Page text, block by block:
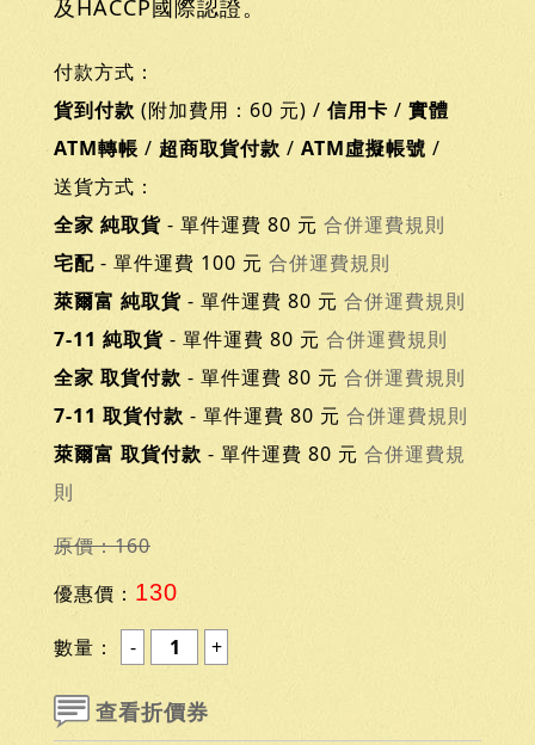
及HACCP國際認證。
付款方式：
貨到付款 (附加費用：60 元) / 信用卡 / 實體
ATM轉帳 / 超商取貨付款 / ATM虛擬帳號 /
送貨方式：
全家 純取貨 - 單件運費 80 元 合併運費規則
宅配 - 單件運費 100 元 合併運費規則
萊爾富 純取貨 - 單件運費 80 元 合併運費規則
7-11 純取貨 - 單件運費 80 元 合併運費規則
全家 取貨付款 - 單件運費 80 元 合併運費規則
7-11 取貨付款 - 單件運費 80 元 合併運費規則
萊爾富 取貨付款 - 單件運費 80 元 合併運費規
則
原價：160
優惠價： 130
數量：
查看折價券